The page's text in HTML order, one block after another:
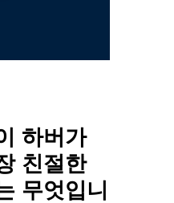
하버가
친절한
무엇입니